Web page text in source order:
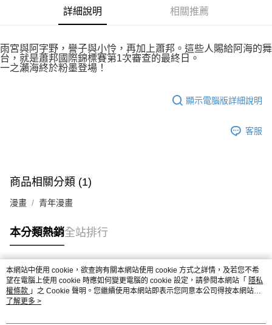
權轉讓予恩沛科技股份有限公司。
２．關於個人資料處理事宜，請瀏覽以下網址：
https://aftee.tw/terms/#terms3
「AFTEE先享後付」，若未經同意申辦者引起之損失，本公司不負相關責
時審查核予不同之上限額度；若仍有額度不足之情形，本公司將視審查結果
付款後7-11取貨
每筆NT$80，滿NT$500(含以上)免運費
查看運費
詳細說明 相關推薦
雨宮與阿字野，譽子與小怜，再加上蕭邦。這些人賜給阿海的舞
台，就是蕭邦國際錦標賽第1次審查的最終日。
一之瀨海終於粉墨登場！
顯示電腦版詳細說明
客服
商品相關分類 (1)
漫畫 青年漫畫
本分類熱銷全站排行
熱門標籤
本網站中使用 cookie，欲查詢有關本網站使用 cookie 方式之詳情，及若您不希
望在電腦上使用 cookie 時應如何變更電腦的 cookie 設定，請參閱本網站「 隱私
權條款 」之 Cookie 聲明。您繼續使用本網站即表示您同意本公司得按本網站使
用條款之 Cookie 聲明使用 cookie。
了解更多 >